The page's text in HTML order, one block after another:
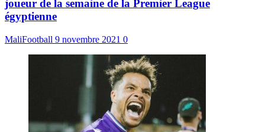
joueur de la semaine de la Premier League
égyptienne
MaliFootball 9 novembre 2021 0